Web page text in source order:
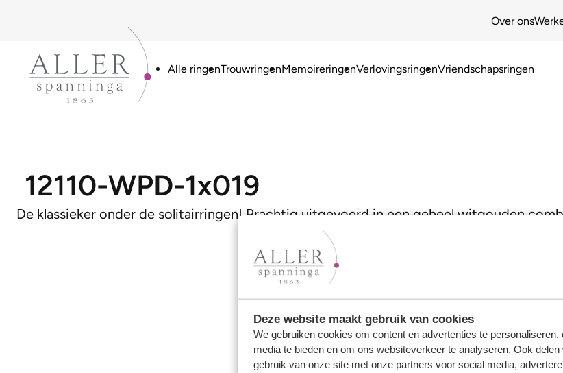
Deze website maakt gebruik van cookies
We gebruiken cookies om content en advertenties te
media te bieden en om ons websiteverkeer te analyseren. Ook
gebruik van onze site met onze partners voor social media,
Over ons
Alle ringenTrouwringenMemoireringenVerlovingsringenVriendschapsringen
12110-WPD-1x019
De klassieker onder de solitairringen! Prachtig uitgevoerd in een geheel witgouden